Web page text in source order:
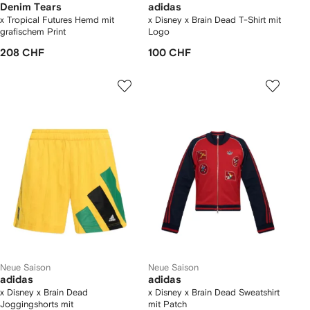
Denim Tears
x Tropical Futures Hemd mit
grafischem Print
208 CHF
adidas
x Disney x Brain Dead T-Shirt mit
Logo
100 CHF
Neue Saison
adidas
x Disney x Brain Dead
Joggingshorts mit
Neue Saison
adidas
x Disney x Brain Dead Sweatshirt
mit Patch